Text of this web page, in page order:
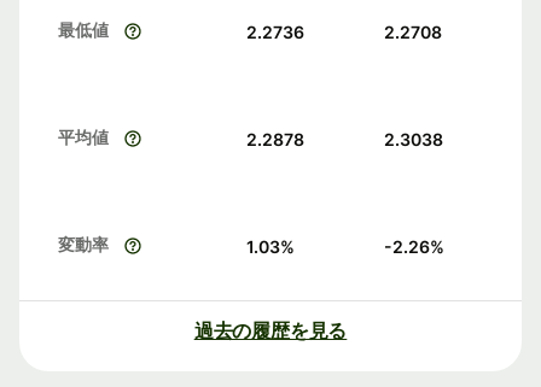
最低値 2.2736 2.2708
平均値 2.2878 2.3038
変動率 1.03% -2.26%
過去の履歴を見る